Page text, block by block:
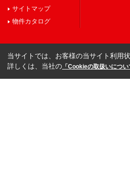
サイトマップ
物件カタログ
当サイトでは、お客様の当サイト利用
詳しくは、当社の 「Cookieの取扱いについ